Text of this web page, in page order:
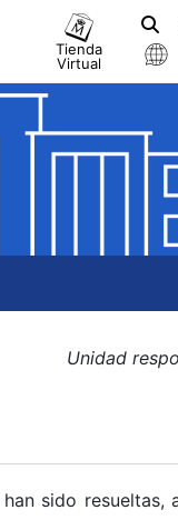
Tienda
Virtual
Unidad
sido resueltas,